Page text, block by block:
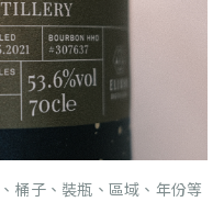
桶子、裝瓶、區域、年份等